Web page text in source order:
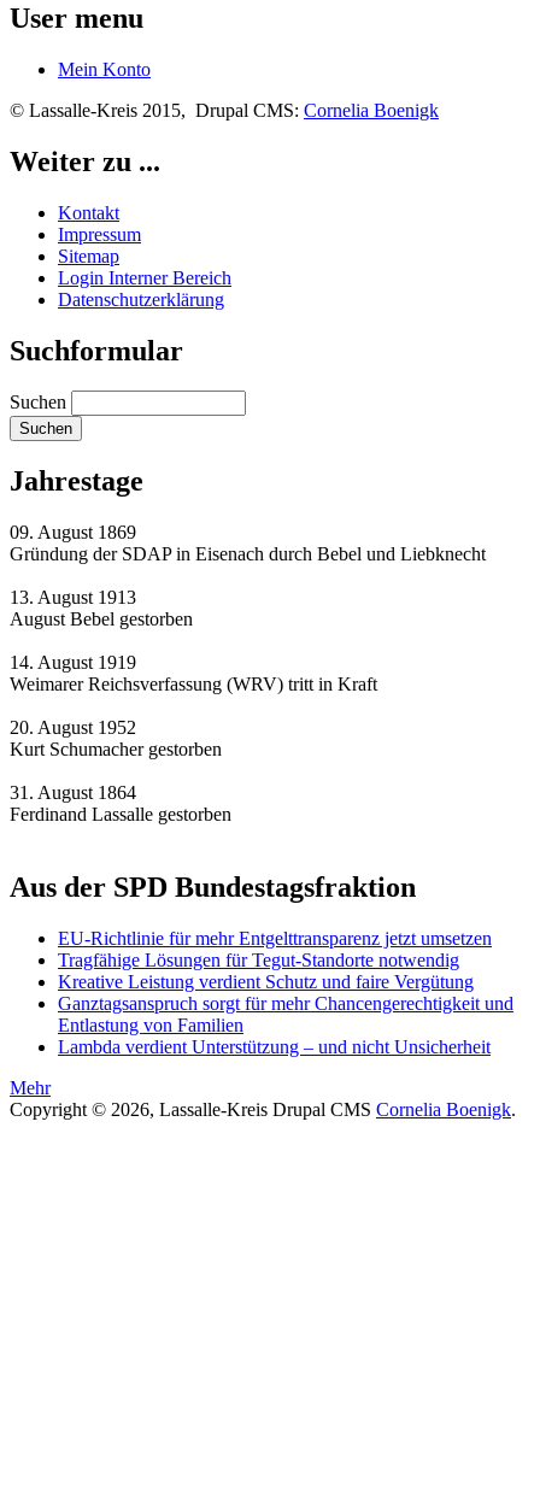
User menu
Mein Konto
© Lassalle-Kreis 2015, Drupal CMS: Cornelia Boenigk
Weiter zu ...
Kontakt
Impressum
Sitemap
Login Interner Bereich
Datenschutzerklärung
Suchformular
Suchen
Jahrestage
09. August 1869
Gründung der SDAP in Eisenach durch Bebel und Liebknecht
13. August 1913
August Bebel gestorben
14. August 1919
Weimarer Reichsverfassung (WRV) tritt in Kraft
20. August 1952
Kurt Schumacher gestorben
31. August 1864
Ferdinand Lassalle gestorben
Aus der SPD Bundestagsfraktion
EU-Richtlinie für mehr Entgelttransparenz jetzt umsetzen
Tragfähige Lösungen für Tegut-Standorte notwendig
Kreative Leistung verdient Schutz und faire Vergütung
Ganztagsanspruch sorgt für mehr Chancengerechtigkeit und
Entlastung von Familien
Lambda verdient Unterstützung – und nicht Unsicherheit
Mehr
Copyright © 2026, Lassalle-Kreis Drupal CMS Cornelia Boenigk.